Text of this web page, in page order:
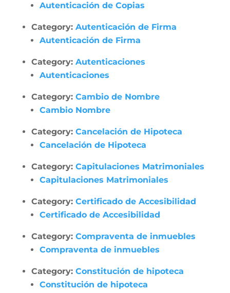
Autenticación de Copias
Category: Autenticación de Firma
Autenticación de Firma
Category: Autenticaciones
Autenticaciones
Category: Cambio de Nombre
Cambio Nombre
Category: Cancelación de Hipoteca
Cancelación de Hipoteca
Category: Capitulaciones Matrimoniales
Capitulaciones Matrimoniales
Category: Certificado de Accesibilidad
Certificado de Accesibilidad
Category: Compraventa de inmuebles
Compraventa de inmuebles
Category: Constitución de hipoteca
Constitución de hipoteca